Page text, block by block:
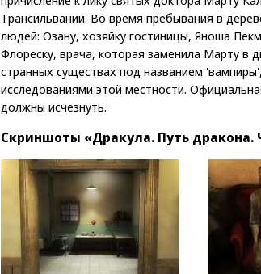
Трансильвании. Во время пребывания в
людей: Озану, хозяйку гостиницы, Яноша
Флореску, врача, которая заменила Марту в
странных существах под названием
исследованиями этой местности.
должны исчезнуть.
Скриншоты «Дракула. Путь дракона.